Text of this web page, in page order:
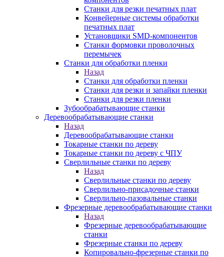
Станки для резки печатных плат
Конвейерные системы обработки
печатных плат
Установщики SMD-компонентов
Станки формовки проволочных
перемычек
Станки для обработки пленки
Назад
Станки для обработки пленки
Станки для резки и запайки пленки
Станки для резки пленки
Зубообрабатывающие станки
Деревообрабатывающие станки
Назад
Деревообрабатывающие станки
Токарные станки по дереву
Токарные станки по дереву с ЧПУ
Сверлильные станки по дереву
Назад
Сверлильные станки по дереву
Сверлильно-присадочные станки
Сверлильно-пазовальные станки
Фрезерные деревообрабатывающие станки
Назад
Фрезерные деревообрабатывающие
станки
Фрезерные станки по дереву
Копировально-фрезерные станки по